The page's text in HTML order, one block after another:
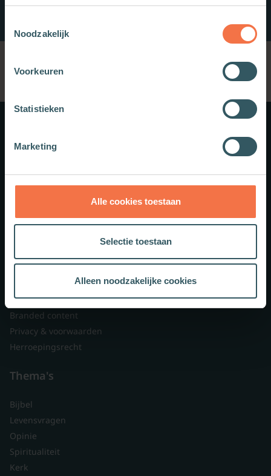
Noodzakelijk
Voorkeuren
Statistieken
Marketing
Alle cookies toestaan
Selectie toestaan
Alleen noodzakelijke cookies
Nieuwsbrieven
Veelgestelde vragen
Contact
Branded content
Privacy & voorwaarden
Herroepingsrecht
Thema's
Bijbel
Levensvragen
Opinie
Spiritualiteit
Kerk